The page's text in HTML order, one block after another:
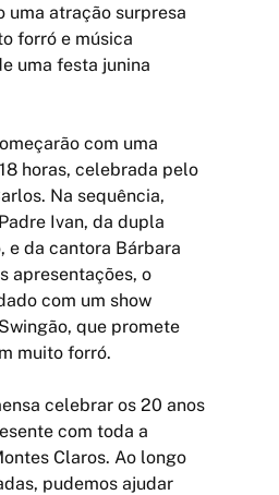
uma atração surpresa
forró e música
uma festa junina
com uma
horas, celebrada pelo
Na sequência,
Ivan, da dupla
e da cantora Bárbara
apresentações, o
com um show
que promete
muito forró.
celebrar os 20 anos
com toda a
Claros. Ao longo
pudemos ajudar